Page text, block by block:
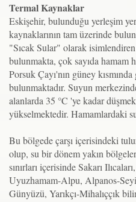
Termal Kaynaklar
Eskişehir, bulunduğu yerleşim
kaynaklarının tam üzerinde
"Sıcak Sular" olarak
bulunmakta, çok sayıda hamam
Porsuk Çayı'nın güney
bulunmaktadır. Suyun
alanlarda 35 °C 'ye kadar
yükselmektedir. Hamamlardaki
Bu bölgede çarşı içerisindeki
olup, su bir dönem yakın
sınırları içerisinde Sakarı
Uyuzhamam-Alpu, Alpanos-
Günyüzü, Yarıkçı-Mihalıççık